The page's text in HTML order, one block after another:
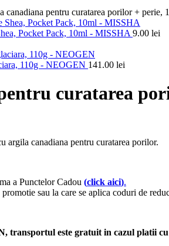
canadiana pentru curatarea porilor + perie,
Pocket Pack, 10ml - MISSHA 9.00 lei
110g - NEOGEN 141.00 lei
curatarea
argila canadiana pentru curatarea porilor.
a Punctelor Cadou (click aici).
sau la care se aplica coduri de
transportul este gratuit in cazul platii